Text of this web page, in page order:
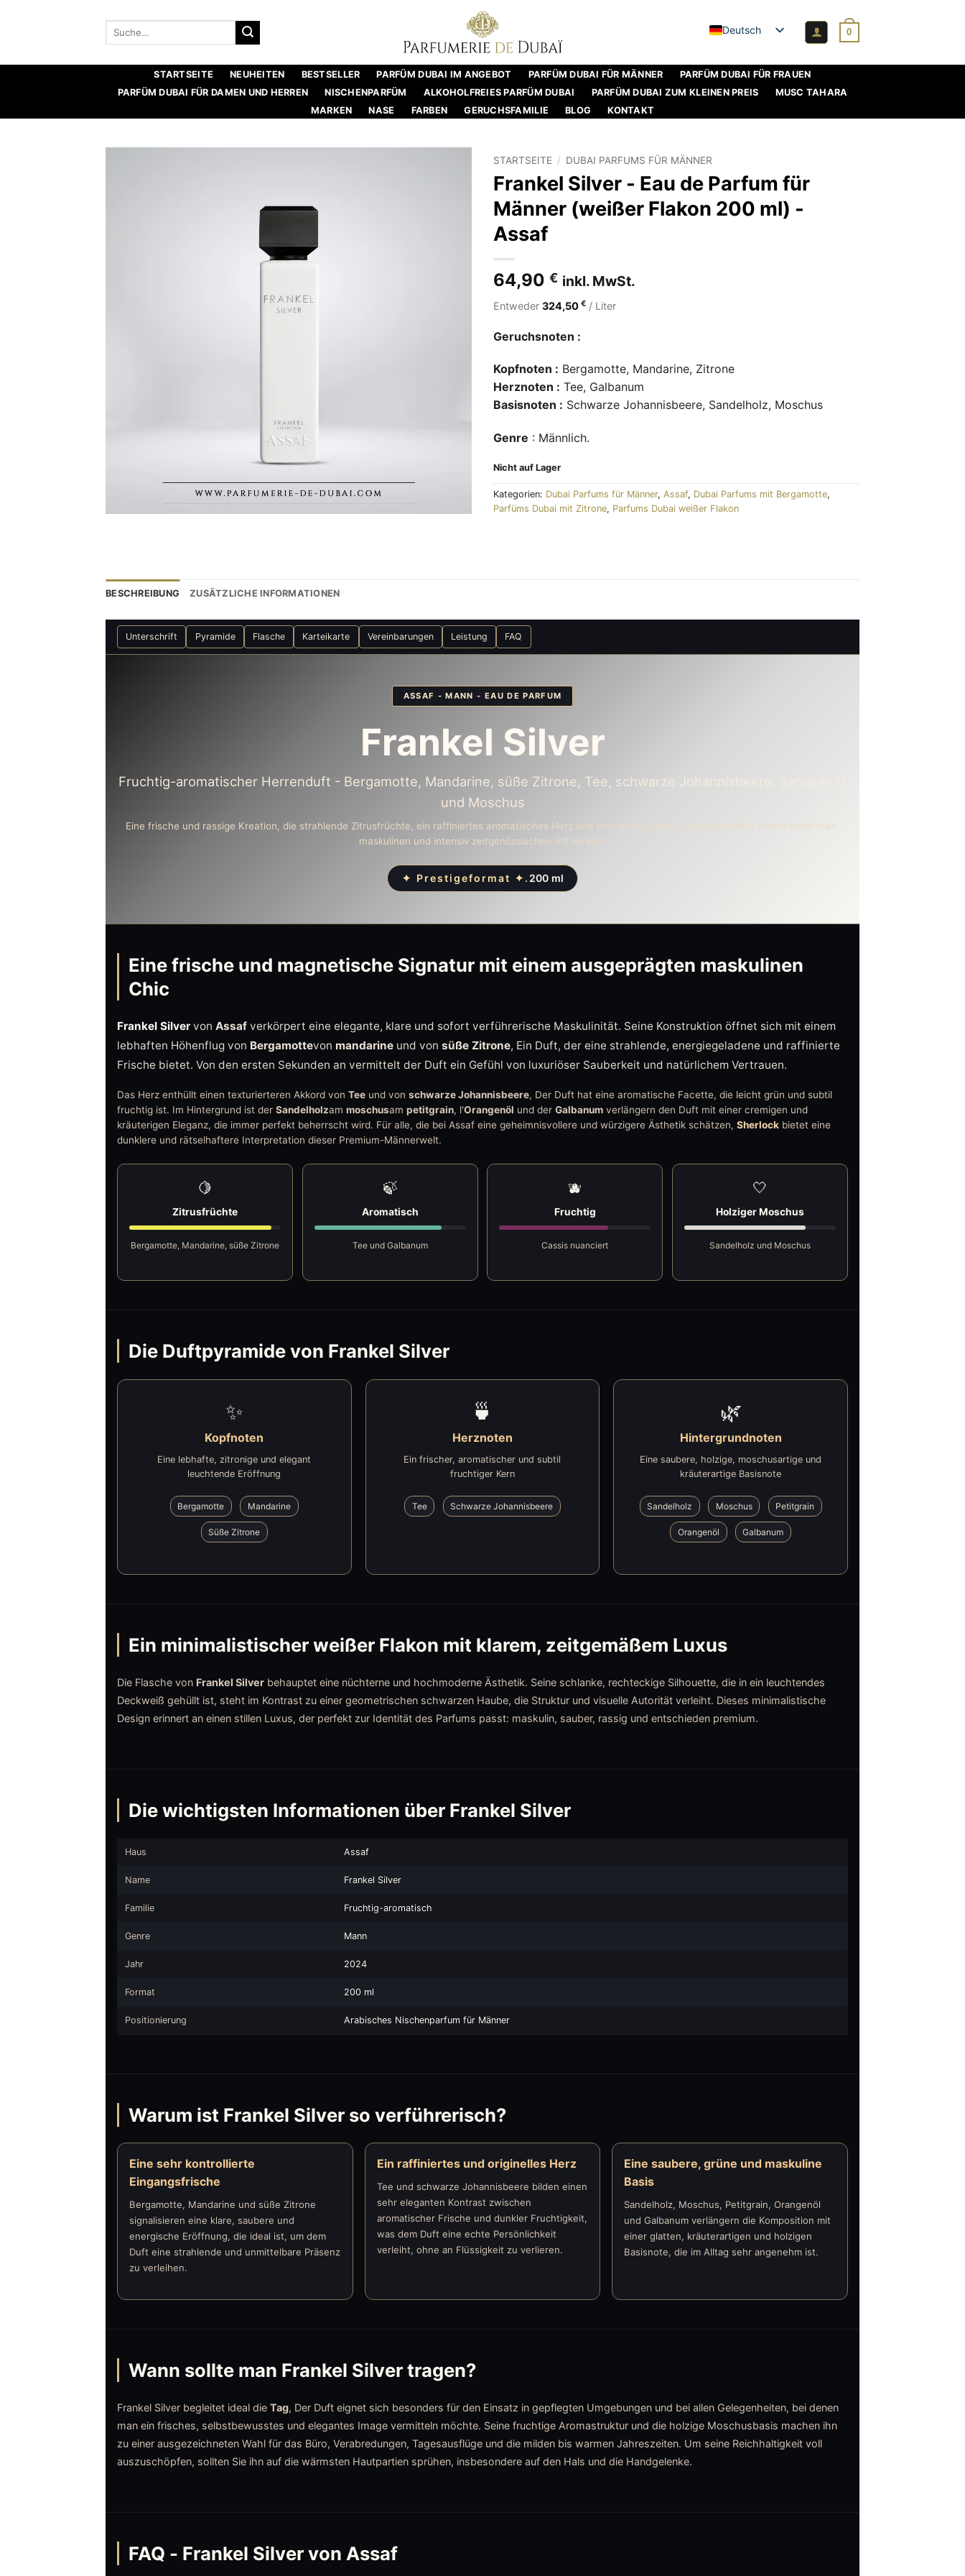
Suche
Deutsch 0
STARTSEITE NEUHEITEN BESTSELLER PARFÜM DUBAI IM ANGEBOT PARFÜM DUBAI FÜR MÄNNER
PARFÜM DUBAI FÜR FRAUEN
PARFÜM DUBAI FÜR DAMEN UND HERREN
NISCHENPARFÜM ALKOHOLFREIES PARFÜM DUBAI PARFÜM DUBAI ZUM KLEINEN PREIS
MUSC TAHARA
MARKEN
NASE FARBEN GERUCHSFAMILIE BLOG KONTAKT
STARTSEITE / DUBAI PARFUMS FÜR MÄNNER
Frankel Silver - Eau de Parfum für
Männer (weißer Flakon 200 ml) -
Assaf
64,90 € inkl. MwSt.
Entweder 324,50 € / Liter
Geruchsnoten :
Kopfnoten : Bergamotte, Mandarine, Zitrone
Herznoten : Tee, Galbanum
Basisnoten : Schwarze Johannisbeere, Sandelholz, Moschus
Genre : Männlich.
Nicht auf Lager
Kategorien: Dubai Parfums für Männer, Assaf, Dubai Parfums mit Bergamotte,
Parfüms Dubai mit Zitrone, Parfums Dubai weißer Flakon
BESCHREIBUNG ZUSÄTZLICHE INFORMATIONEN
Unterschrift Pyramide Flasche Karteikarte Vereinbarungen Leistung FAQ
ASSAF - MANN - EAU DE PARFUM
Frankel Silver
Fruchtig-aromatischer Herrenduft - Bergamotte, Mandarine, süße Zitrone, Tee, schwarze Johannisbeere, Sandelholz
und Moschus
Eine frische und rassige Kreation, die strahlende Zitrusfrüchte, ein raffiniertes aromatisches Herz und eine holzige Moschus-Basisnote in einem schlichten,
maskulinen und intensiv zeitgenössischen Stil vereint.
✦ Prestigeformat ✦. 200 ml
Eine frische und magnetische Signatur mit einem ausgeprägten maskulinen
Chic
Frankel Silver von Assaf verkörpert eine elegante, klare und sofort verführerische Maskulinität. Seine Konstruktion öffnet sich mit einem
lebhaften Höhenflug von Bergamottevon mandarine und von süße Zitrone, Ein Duft, der eine strahlende, energiegeladene und raffinierte
Frische bietet. Von den ersten Sekunden an vermittelt der Duft ein Gefühl von luxuriöser Sauberkeit und natürlichem Vertrauen.
Das Herz enthüllt einen texturierteren Akkord von Tee und von schwarze Johannisbeere, Der Duft hat eine aromatische Facette, die leicht grün und subtil
fruchtig ist. Im Hintergrund ist der Sandelholzam moschusam petitgrain, l'Orangenöl und der Galbanum verlängern den Duft mit einer cremigen und
kräuterigen Eleganz, die immer perfekt beherrscht wird. Für alle, die bei Assaf eine geheimnisvollere und würzigere Ästhetik schätzen, Sherlock bietet eine
dunklere und rätselhaftere Interpretation dieser Premium-Männerwelt.
🍋
Zitrusfrüchte
Bergamotte, Mandarine, süße Zitrone
🍃
Aromatisch
Tee und Galbanum
🫐
Fruchtig
Cassis nuanciert
🤍
Holziger Moschus
Sandelholz und Moschus
Die Duftpyramide von Frankel Silver
✨
Kopfnoten
Eine lebhafte, zitronige und elegant
leuchtende Eröffnung
Bergamotte Mandarine
Süße Zitrone
🍵
Herznoten
Ein frischer, aromatischer und subtil
fruchtiger Kern
Tee Schwarze Johannisbeere
🌿
Hintergrundnoten
Eine saubere, holzige, moschusartige und
kräuterartige Basisnote
Sandelholz Moschus Petitgrain
Orangenöl Galbanum
Ein minimalistischer weißer Flakon mit klarem, zeitgemäßem Luxus
Die Flasche von Frankel Silver behauptet eine nüchterne und hochmoderne Ästhetik. Seine schlanke, rechteckige Silhouette, die in ein leuchtendes
Deckweiß gehüllt ist, steht im Kontrast zu einer geometrischen schwarzen Haube, die Struktur und visuelle Autorität verleiht. Dieses minimalistische
Design erinnert an einen stillen Luxus, der perfekt zur Identität des Parfums passt: maskulin, sauber, rassig und entschieden premium.
Die wichtigsten Informationen über Frankel Silver
Haus Assaf
Name Frankel Silver
Familie Fruchtig-aromatisch
Genre Mann
Jahr 2024
Format 200 ml
Positionierung Arabisches Nischenparfum für Männer
Warum ist Frankel Silver so verführerisch?
Eine sehr kontrollierte
Eingangsfrische
Bergamotte, Mandarine und süße Zitrone
signalisieren eine klare, saubere und
energische Eröffnung, die ideal ist, um dem
Duft eine strahlende und unmittelbare Präsenz
zu verleihen.
Ein raffiniertes und originelles Herz
Tee und schwarze Johannisbeere bilden einen
sehr eleganten Kontrast zwischen
aromatischer Frische und dunkler Fruchtigkeit,
was dem Duft eine echte Persönlichkeit
verleiht, ohne an Flüssigkeit zu verlieren.
Eine saubere, grüne und maskuline
Basis
Sandelholz, Moschus, Petitgrain, Orangenöl
und Galbanum verlängern die Komposition mit
einer glatten, kräuterartigen und holzigen
Basisnote, die im Alltag sehr angenehm ist.
Wann sollte man Frankel Silver tragen?
Frankel Silver begleitet ideal die Tag, Der Duft eignet sich besonders für den Einsatz in gepflegten Umgebungen und bei allen Gelegenheiten, bei denen
man ein frisches, selbstbewusstes und elegantes Image vermitteln möchte. Seine fruchtige Aromastruktur und die holzige Moschusbasis machen ihn
zu einer ausgezeichneten Wahl für das Büro, Verabredungen, Tagesausflüge und die milden bis warmen Jahreszeiten. Um seine Reichhaltigkeit voll
auszuschöpfen, sollten Sie ihn auf die wärmsten Hautpartien sprühen, insbesondere auf den Hals und die Handgelenke.
FAQ - Frankel Silver von Assaf